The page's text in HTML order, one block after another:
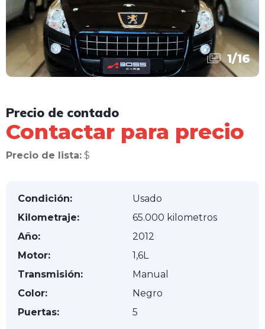
1/16
Precio de contado
Contactar para precio
Precio de lista: $
Condición:
Usado
Kilometraje:
65.000 kilometros
Año:
2012
Motor:
1,6L
Transmisión:
Manual
Color:
Negro
Puertas:
5